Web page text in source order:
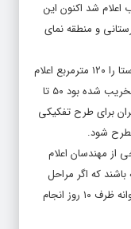
شد اکنون این
و منطقه نمای
مدیرکل بنیاد مسکن گیلان حد نصاب تفکیک روستا را ۱۲۰ مترمربع اعلام
کرد و افزود: اکثر این روستاها که در سمت کوه تخریب شده بود ۵۰ تا
برای طرح تفکیکی
شود.
مهندسان اعلام
که اگر مراحل
تعیین پلاک و نقشه برداری انجام شود صدور پروانه ظرف ۱۰ روز انجام